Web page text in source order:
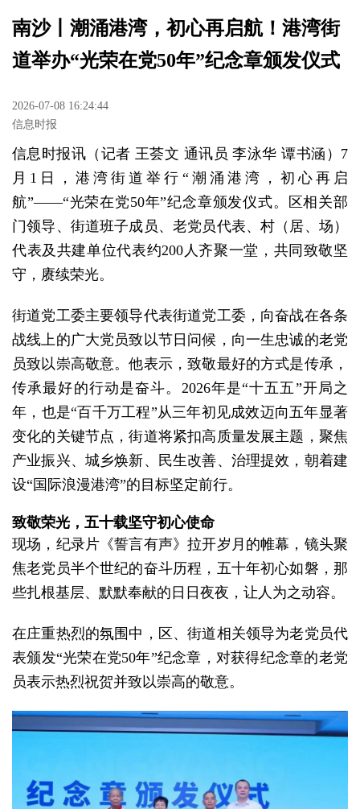
南沙丨潮涌港湾，初心再启航！港湾街
道举办“光荣在党50年”纪念章颁发仪式
2026-07-08 16:24:44
信息时报
信息时报讯（记者 王荟文 通讯员 李泳华 谭书涵）7
月1日，港湾街道举行“潮涌港湾，初心再启
航”——“光荣在党50年”纪念章颁发仪式。区相关部
门领导、街道班子成员、老党员代表、村（居、场）
代表及共建单位代表约200人齐聚一堂，共同致敬坚
守，赓续荣光。
街道党工委主要领导代表街道党工委，向奋战在各条
战线上的广大党员致以节日问候，向一生忠诚的老党
员致以崇高敬意。他表示，致敬最好的方式是传承，
传承最好的行动是奋斗。2026年是“十五五”开局之
年，也是“百千万工程”从三年初见成效迈向五年显著
变化的关键节点，街道将紧扣高质量发展主题，聚焦
产业振兴、城乡焕新、民生改善、治理提效，朝着建
设“国际浪漫港湾”的目标坚定前行。
致敬荣光，五十载坚守初心使命
现场，纪录片《誓言有声》拉开岁月的帷幕，镜头聚
焦老党员半个世纪的奋斗历程，五十年初心如磐，那
些扎根基层、默默奉献的日日夜夜，让人为之动容。
在庄重热烈的氛围中，区、街道相关领导为老党员代
表颁发“光荣在党50年”纪念章，对获得纪念章的老党
员表示热烈祝贺并致以崇高的敬意。